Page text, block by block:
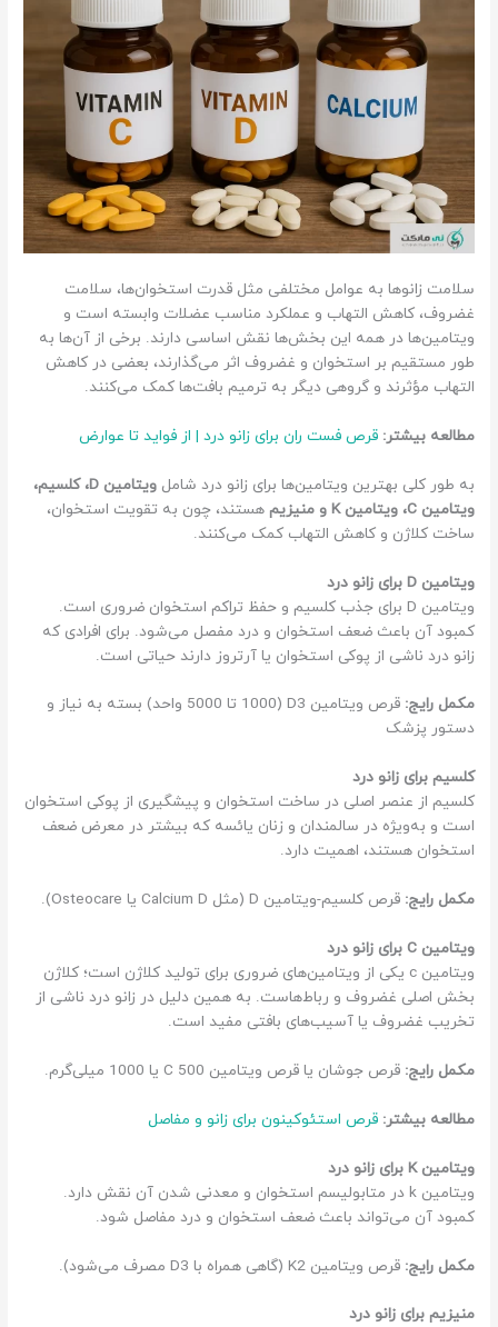
سلامت زانوها به عوامل مختلفی مثل قدرت استخوان‌ها، سلامت
غضروف، کاهش التهاب و عملکرد مناسب عضلات وابسته است و
ویتامین‌ها در همه این بخش‌ها نقش اساسی دارند. برخی از آن‌ها به
طور مستقیم بر استخوان و غضروف اثر می‌گذارند، بعضی در کاهش
التهاب مؤثرند و گروهی دیگر به ترمیم بافت‌ها کمک می‌کنند.
مطالعه بیشتر: قرص فست ران برای زانو درد | از فواید تا عوارض
به طور کلی بهترین ویتامین‌ها برای زانو درد شامل
ویتامین D، کلسیم،
ویتامین C، ویتامین K و منیزیم
هستند، چون به تقویت استخوان،
ساخت کلاژن و کاهش التهاب کمک می‌کنند.
ویتامین D برای زانو درد
ویتامین D برای جذب کلسیم و حفظ تراکم استخوان ضروری است.
کمبود آن باعث ضعف استخوان و درد مفصل می‌شود. برای افرادی که
زانو درد ناشی از پوکی استخوان یا آرتروز دارند حیاتی است.
مکمل رایج:
قرص ویتامین D3 (1000 تا 5000 واحد) بسته به نیاز و
دستور پزشک
کلسیم برای زانو درد
کلسیم از عنصر اصلی در ساخت استخوان و پیشگیری از پوکی استخوان
است و به‌ویژه در سالمندان و زنان یائسه که بیشتر در معرض ضعف
استخوان هستند، اهمیت دارد.
مکمل رایج: قرص کلسیم-ویتامین D (مثل Calcium D یا Osteocare).
ویتامین C برای زانو درد
ویتامین c یکی از ویتامین‌های ضروری برای تولید کلاژن است؛ کلاژن
بخش اصلی غضروف و رباط‌هاست. به همین دلیل در زانو درد ناشی از
تخریب غضروف یا آسیب‌های بافتی مفید است.
مکمل رایج: قرص جوشان یا قرص ویتامین C 500 یا 1000 میلی‌گرم.
مطالعه بیشتر: قرص استئوکینون برای زانو و مفاصل
ویتامین K برای زانو درد
ویتامین k در متابولیسم استخوان و معدنی شدن آن نقش دارد.
کمبود آن می‌تواند باعث ضعف استخوان و درد مفاصل شود.
مکمل رایج: قرص ویتامین K2 (گاهی همراه با D3 مصرف می‌شود).
منیزیم برای زانو درد